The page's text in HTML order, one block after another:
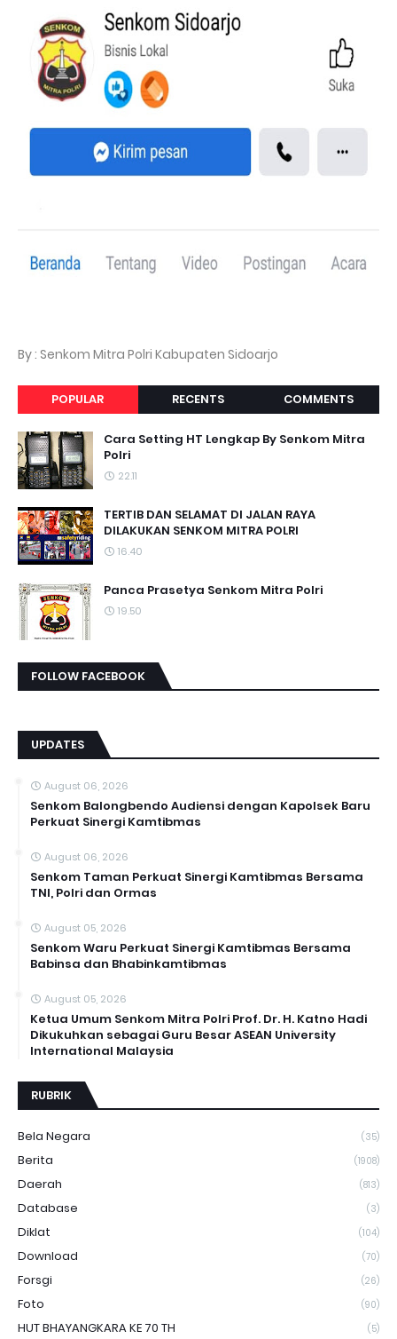
By : Senkom Mitra Polri Kabupaten Sidoarjo
POPULAR RECENTS COMMENTS
Cara Setting HT Lengkap By Senkom Mitra
Polri
22.11
TERTIB DAN SELAMAT DI JALAN RAYA
DILAKUKAN SENKOM MITRA POLRI
16.40
Panca Prasetya Senkom Mitra Polri
19.50
FOLLOW FACEBOOK
UPDATES
August 06, 2026
Senkom Balongbendo Audiensi dengan Kapolsek Baru
Perkuat Sinergi Kamtibmas
August 06, 2026
Senkom Taman Perkuat Sinergi Kamtibmas Bersama
TNI, Polri dan Ormas
August 05, 2026
Senkom Waru Perkuat Sinergi Kamtibmas Bersama
Babinsa dan Bhabinkamtibmas
August 05, 2026
Ketua Umum Senkom Mitra Polri Prof. Dr. H. Katno Hadi
Dikukuhkan sebagai Guru Besar ASEAN University
International Malaysia
RUBRIK
Bela Negara (35)
Berita (1908)
Daerah (813)
Database (3)
Diklat (104)
Download (70)
Forsgi (26)
Foto (90)
HUT BHAYANGKARA KE 70 TH (5)